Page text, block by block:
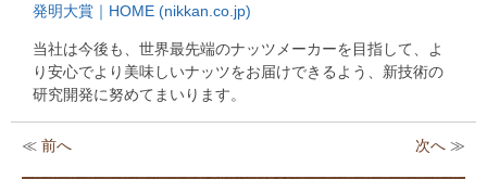
発明大賞｜HOME (nikkan.co.jp)
当社は今後も、世界最先端のナッツメーカーを目指して、よ
り安心でより美味しいナッツをお届けできるよう、新技術の
研究開発に努めてまいります。
≪ 前へ 次へ ≫